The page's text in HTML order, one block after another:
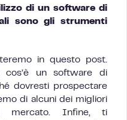
di un software di
sono gli strumenti
in questo post.
cos’è un software di
dovresti prospectare
di alcuni dei migliori
mercato. Infine, ti